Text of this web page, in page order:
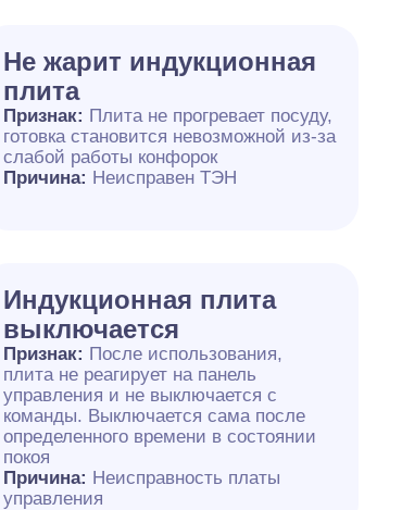
Не жарит индукционная
плита
Признак: Плита не прогревает посуду,
готовка становится невозможной из-за
слабой работы конфорок
Причина: Неисправен ТЭН
Индукционная плита
выключается
Признак: После использования,
плита не реагирует на панель
управления и не выключается с
команды. Выключается сама после
определенного времени в состоянии
покоя
Причина: Неисправность платы
управления